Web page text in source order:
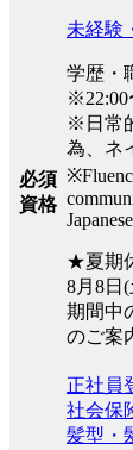
必須
資格
未経験
学歴・
※22:00
※日常
為、ネ
★夏期
8月8日
期間中
のご案
正社員
社会保
髪型・